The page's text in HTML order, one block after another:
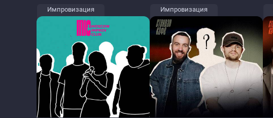
Импровизация Импровизация